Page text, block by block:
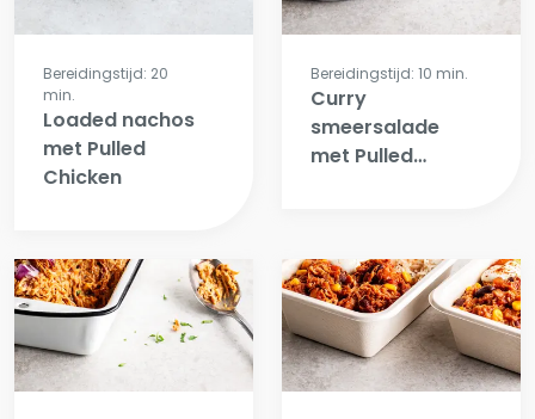
Bereidingstijd: 20
min.
Loaded nachos
met Pulled
Chicken
Bereidingstijd: 10 min.
Curry
smeersalade
met Pulled